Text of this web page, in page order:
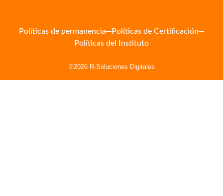
Políticas de permanencia
Políticas de Certificación
Políticas del Instituto
©2026 R-Soluciones Digitales